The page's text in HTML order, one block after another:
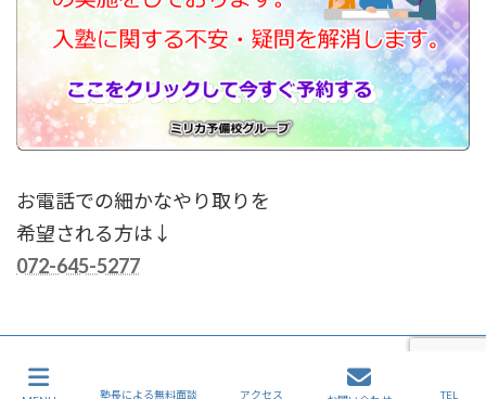
お電話での細かなやり取りを
希望される方は↓
072-645-5277
Copyright © 茨木市・子供英会話教室・ミリカキッズ英語［子供こども英会話塾教
塾長による無料面談 アクセス TEL